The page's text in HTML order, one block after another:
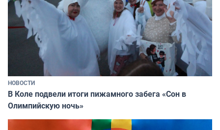
НОВОСТИ
В Коле подвели итоги пижамного забега «Сон в
Олимпийскую ночь»